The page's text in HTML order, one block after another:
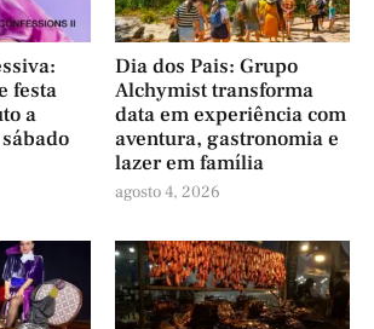
festa
a
Dia dos Pais: Grupo
Alchymist transforma
data em experiência com
aventura, gastronomia e
lazer em família
agosto 4, 2026